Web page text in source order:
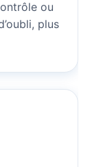
ou
plus